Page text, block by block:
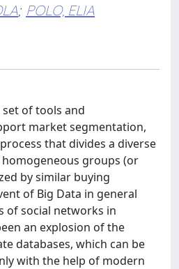
; POLO, ELIA
of tools and
market segmentation,
that divides a diverse
groups (or
by similar buying
of Big Data in general
of social networks in
an explosion of the
databases, which can be
with the help of modern